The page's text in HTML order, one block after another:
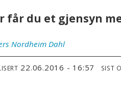
får du et gjensyn
Nordheim Dahl
22.06.2016 - 16:57 SIST